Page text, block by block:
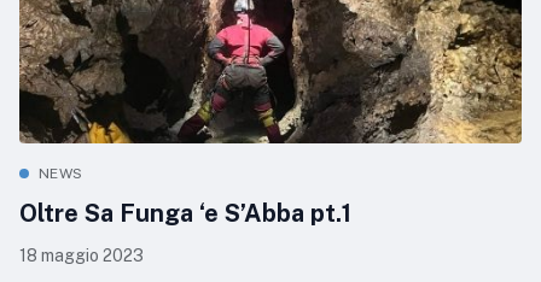
NEWS
Oltre Sa Funga ‘e S’Abba pt.1
18 maggio 2023